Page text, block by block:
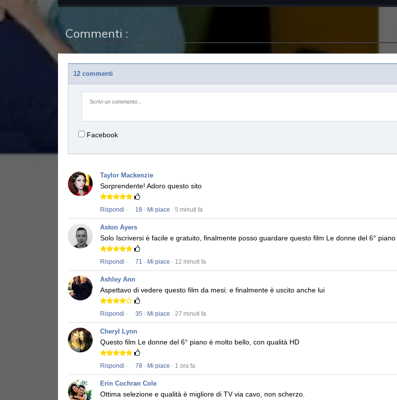
Commenti :
12 commenti
Facebook
Taylor Mackenzie
Sorprendente! Adoro questo sito
Rispondi · 18 · Mi piace · 5 minuti fa
Aston Ayers
Solo Iscriversi è facile e gratuito, finalmente posso guardare questo film Le donne del 6° piano
Rispondi · 71 · Mi piace · 12 minuti fa
Ashley Ann
Aspettavo di vedere questo film da mesi. e finalmente è uscito anche lui
Rispondi · 35 · Mi piace · 27 minuti fa
Cheryl Lynn
Questo film Le donne del 6° piano è molto bello, con qualità HD
Rispondi · 78 · Mi piace · 1 ora fa
Erin Cochran Cole
Ottima selezione e qualità è migliore di TV via cavo, non scherzo.